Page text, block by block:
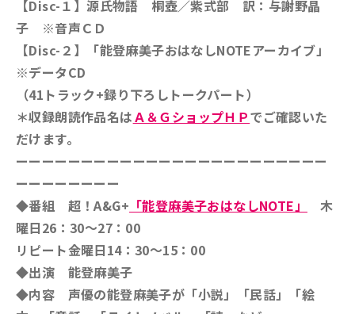
【Disc-１】源氏物語 桐壺／紫式部 訳：与謝野晶
子 ※音声ＣＤ
【Disc-２】「能登麻美子おはなしNOTEアーカイブ」
※データCD
（41トラック+録り下ろしトークパート）
＊収録朗読作品名はＡ＆ＧショップＨＰでご確認いた
だけます。
ーーーーーーーーーーーーーーーーーーーーーーーー
ーーーーーーーー
◆番組 超！A&G+ 「能登麻美子おはなしNOTE」
木
曜日26：30～27：00
リピート金曜日14：30～15：00
◆出演 能登麻美子
◆内容 声優の能登麻美子が「小説」「民話」「絵